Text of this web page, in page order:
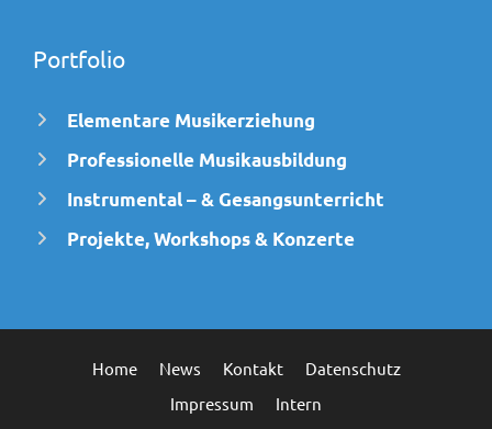
Portfolio
Elementare Musikerziehung
Professionelle Musikausbildung
Instrumental – & Gesangsunterricht
Projekte, Workshops & Konzerte
Home News Kontakt
Datenschutz
Impressum
Intern